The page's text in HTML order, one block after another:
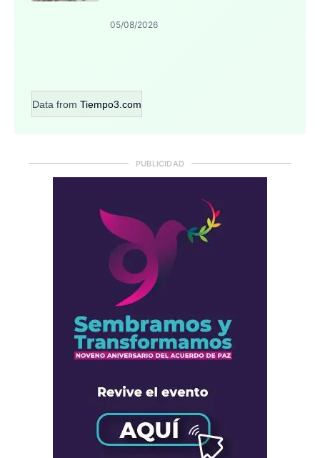
05/08/2026
Data from Tiempo3.com
PUBLICIDAD